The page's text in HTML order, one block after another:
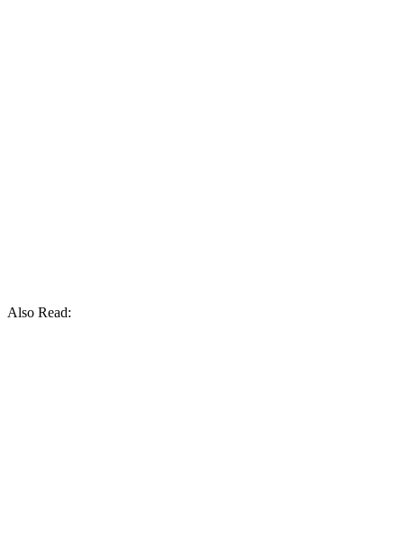
Also Read: